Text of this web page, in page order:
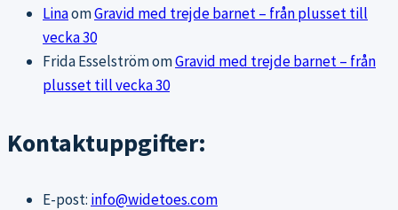
LinaomGravid med trejde barnet – från plusset till
vecka 30
Frida EsselströmomGravid med trejde barnet – från
plusset till vecka 30
Kontaktuppgifter:
E-post: info@widetoes.com